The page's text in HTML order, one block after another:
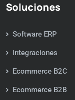
Soluciones
Software ERP
Integraciones
Ecommerce B2C
Ecommerce B2B